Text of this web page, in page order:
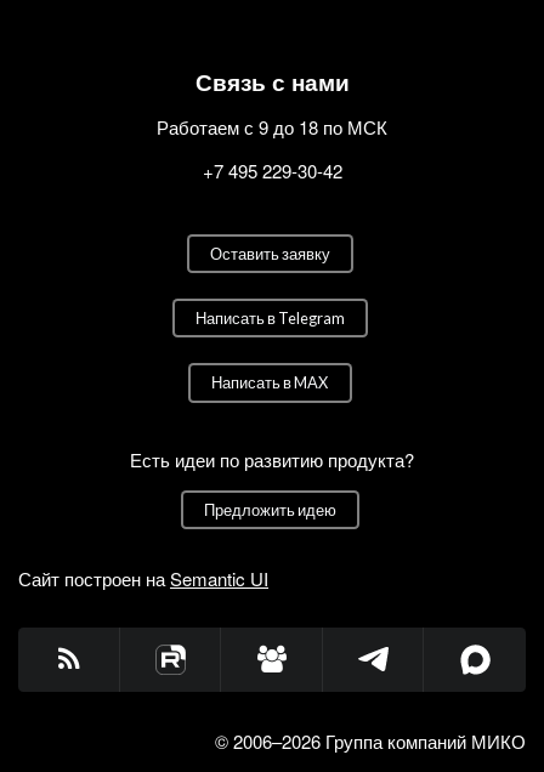
Связь с нами
Работаем с 9 до 18 по МСК
+7 495 229-30-42
Оставить заявку
Написать в Telegram
Написать в MAX
Есть идеи по развитию продукта?
Предложить идею
Сайт построен наSemantic UI
© 2006–2026 Группа компаний МИКО